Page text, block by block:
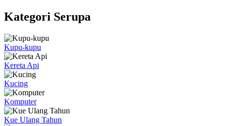
Kategori Serupa
Kupu-kupu
Kereta Api
Kucing
Komputer
Kue Ulang Tahun